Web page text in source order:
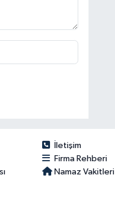
İletişim
Firma Rehberi
Namaz Vakitleri